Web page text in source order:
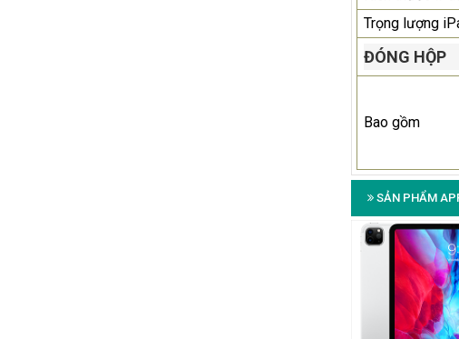
Trọng lượng
ĐÓNG HỘP
Bao gồm
SẢN PHẨM